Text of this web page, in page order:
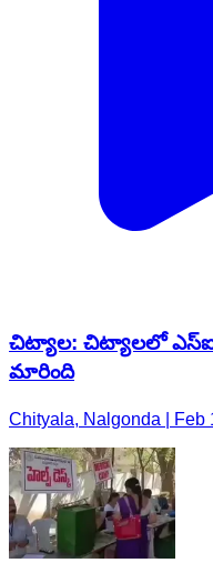
చిట్యాల: చిట్యాలలో ఎస్ఐ
మారింది
Chityala, Nalgonda | Feb